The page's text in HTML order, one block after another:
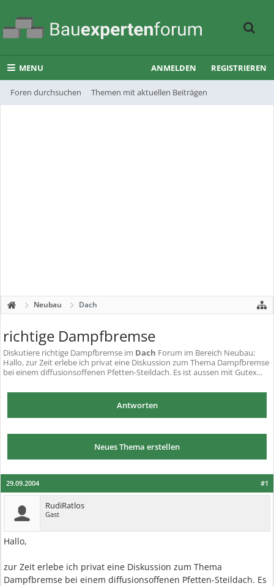
MENU
Foren durchsuchen Themen mit aktuellen Beiträgen
ANMELDEN REGISTRIEREN
Neubau Dach
richtige Dampfbremse
Diskutiere richtige Dampfbremse im Dach Forum im Bereich Neubau;
Hallo, zur Zeit erlebe ich privat eine Diskussion zum Thema Dampfbremse
bei einem diffusionsoffenen Pfetten-Steildach. Es ist aussen mit Gutex...
Antworten
Neues Thema erstellen
#1
29.09.2004
RudiRatlos
Gast
Hallo,
zur Zeit erlebe ich privat eine Diskussion zum Thema
Dampfbremse bei einem diffusionsoffenen Pfetten-Steildach. Es